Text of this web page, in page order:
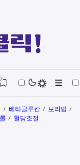
베타글루칸
보리밥
혈당조절